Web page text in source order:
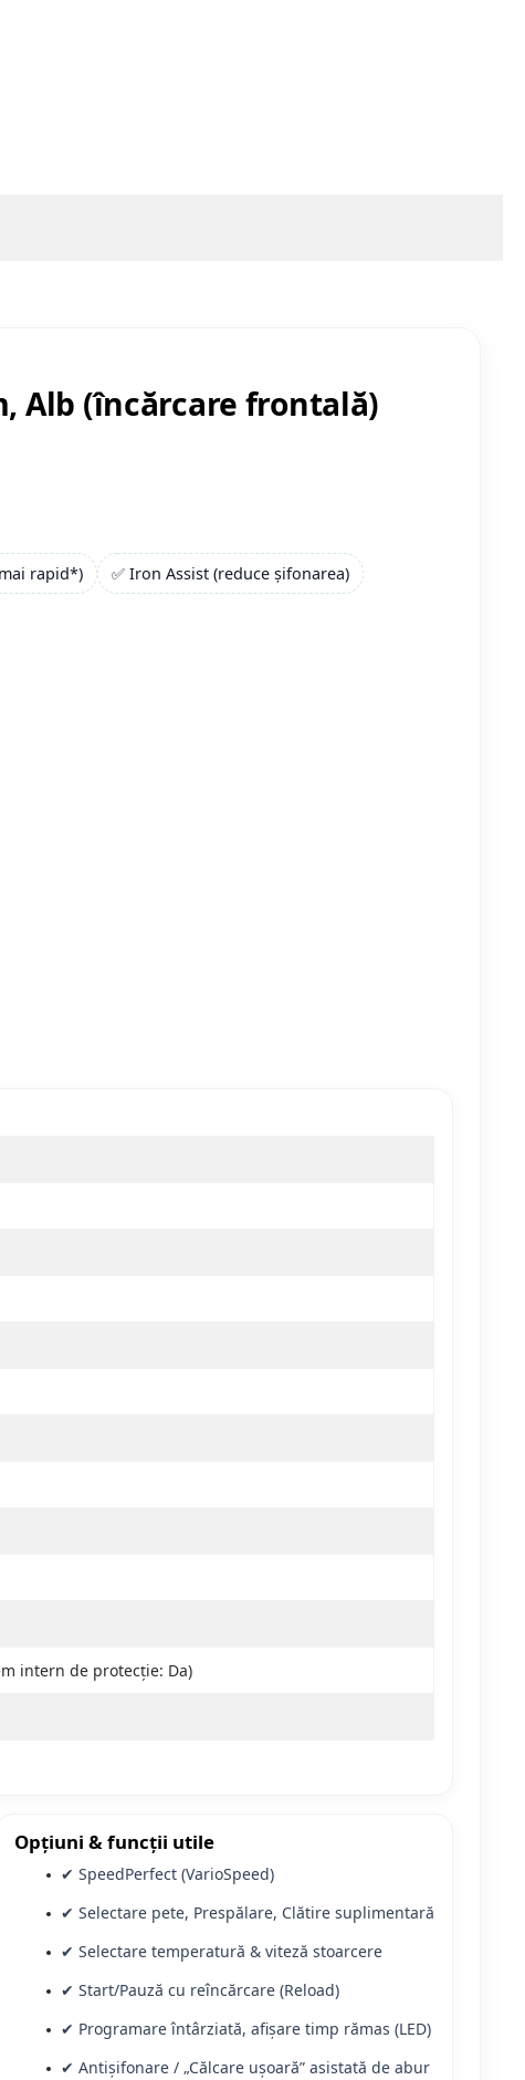
Alb (încărcare frontală)
rapid*)
✅ Iron Assist (reduce șifonarea)
intern de protecție: Da)
Opțiuni & funcții utile
✔ SpeedPerfect (VarioSpeed)
✔ Selectare pete, Prespălare, Clătire suplimentară
✔ Selectare temperatură & viteză stoarcere
✔ Start/Pauză cu reîncărcare (Reload)
✔ Programare întârziată, afișare timp rămas (LED)
✔ Antișifonare / „Călcare ușoară” asistată de abur